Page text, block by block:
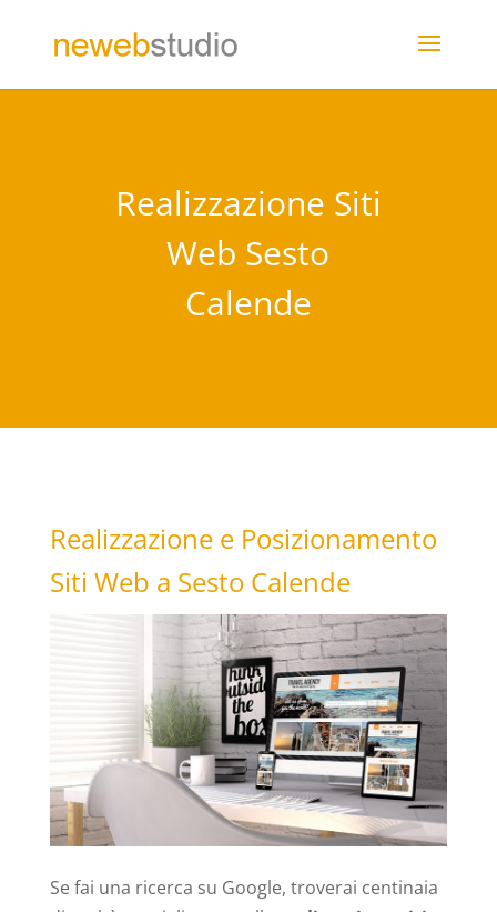
Realizzazione Siti
Web Sesto
Calende
Realizzazione e Posizionamento
Siti Web a Sesto Calende
Se fai una ricerca su Google, troverai centinaia